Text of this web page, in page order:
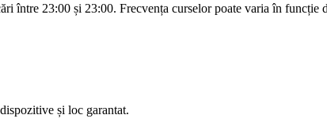
între 23:00 și 23:00. Frecvența curselor poate varia în funcție
și loc garantat.